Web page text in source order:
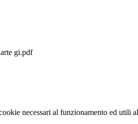
gi.pdf
necessari al funzionamento ed utili